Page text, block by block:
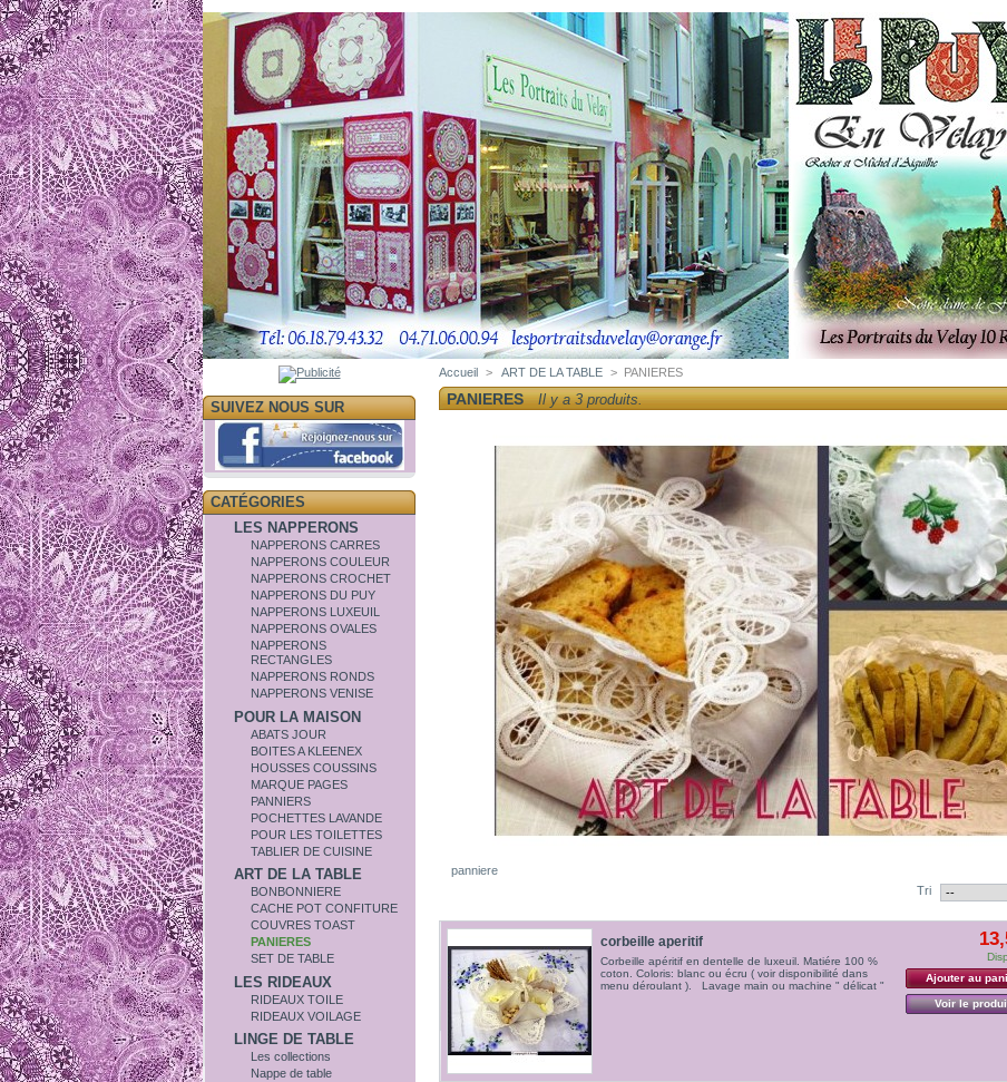
SUIVEZ NOUS SUR
CATÉGORIES
LES NAPPERONS
NAPPERONS CARRES
NAPPERONS COULEUR
NAPPERONS CROCHET
NAPPERONS DU PUY
NAPPERONS LUXEUIL
NAPPERONS OVALES
NAPPERONS
RECTANGLES
NAPPERONS RONDS
NAPPERONS VENISE
POUR LA MAISON
ABATS JOUR
BOITES A KLEENEX
HOUSSES COUSSINS
MARQUE PAGES
PANNIERS
POCHETTES LAVANDE
POUR LES TOILETTES
TABLIER DE CUISINE
ART DE LA TABLE
BONBONNIERE
CACHE POT CONFITURE
COUVRES TOAST
PANIERES
SET DE TABLE
LES RIDEAUX
RIDEAUX TOILE
RIDEAUX VOILAGE
LINGE DE TABLE
Les collections
Nappe de table
Accueil > ART DE LA TABLE > PANIERES
PANIERES Il y a 3 produits.
panniere
Tri
corbeille aperitif
Corbeille apéritif en dentelle de luxeuil. Matiére 100 %
coton. Coloris: blanc ou écru ( voir disponibilité dans
menu déroulant ). Lavage main ou machine " délicat "
Ajouter au
Voir le